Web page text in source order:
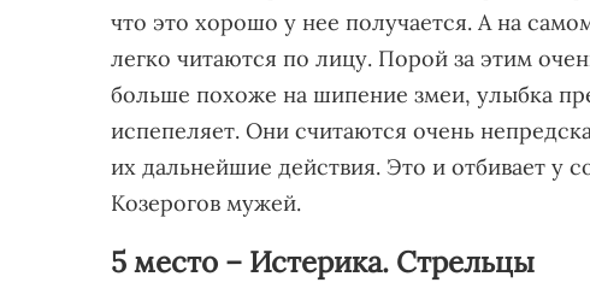
что это хорошо у нее получается. А на
легко читаются по лицу. Порой за этим
больше похоже на шипение змеи, улыбка
испепеляет. Они считаются очень
их дальнейшие действия. Это и отбивает у
Козерогов мужей.
5 место – Истерика. Стрельцы